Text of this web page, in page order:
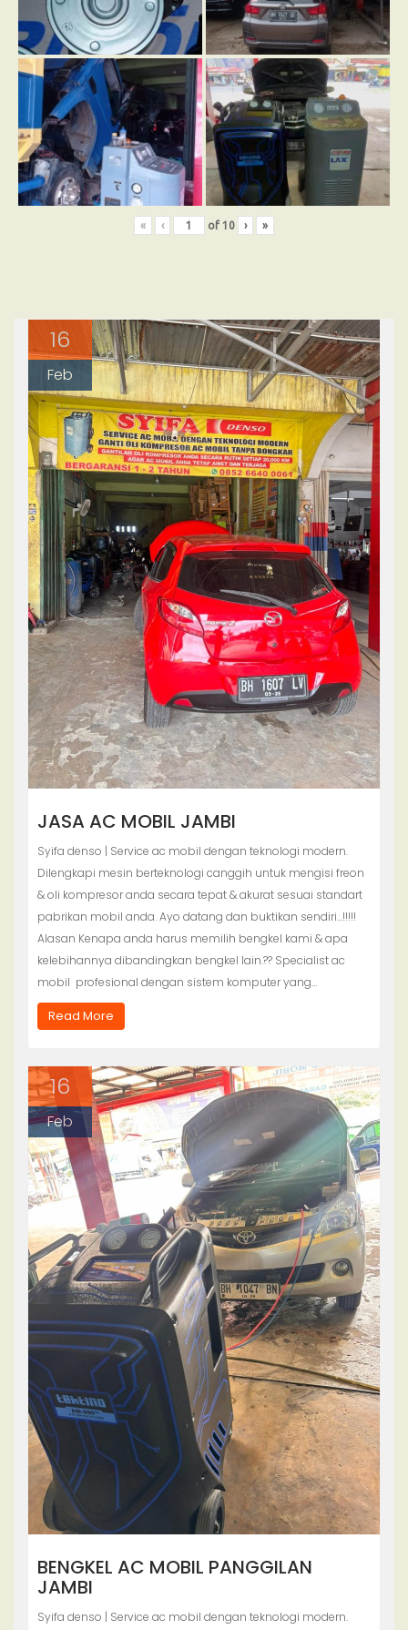
« ‹ of 10 › »
16
Feb
JASA AC MOBIL JAMBI
Syifa denso | Service ac mobil dengan teknologi modern.
Dilengkapi mesin berteknologi canggih untuk mengisi freon
& oli kompresor anda secara tepat & akurat sesuai standart
pabrikan mobil anda. Ayo datang dan buktikan sendiri…!!!!!
Alasan Kenapa anda harus memilih bengkel kami & apa
kelebihannya dibandingkan bengkel lain.?? Specialist ac
mobil profesional dengan sistem komputer yang…
Read More
16
Feb
BENGKEL AC MOBIL PANGGILAN
JAMBI
Syifa denso | Service ac mobil dengan teknologi modern.